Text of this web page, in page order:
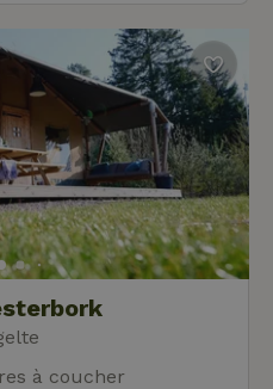
à coucher